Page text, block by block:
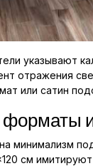
указывают
отражения
или сатин
и
минимализм
см